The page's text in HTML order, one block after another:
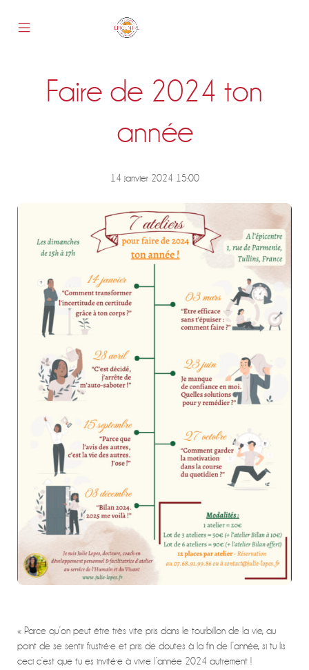
Faire de 2024 ton
année
14 janvier 2024 15:00
« Parce qu’on peut être très vite pris dans le tourbillon de la vie, au
point de se sentir frustré·e et pris de doutes à la fin de l’année, si tu lis
ceci c’est que tu es invité·e à vivre l’année 2024 autrement !